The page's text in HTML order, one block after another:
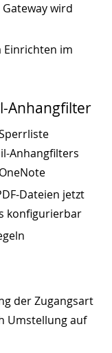
wird
im
Anhangfilter
Anhangfilters
Dateien jetzt
konfigurierbar
der Zugangsart
Umstellung auf